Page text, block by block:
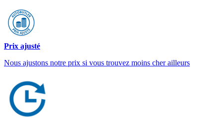
Prix ajusté
Nous ajustons notre prix si vous trouvez moins cher ailleurs